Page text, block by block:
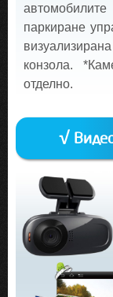
паркиране
конзола.
отделно.
√